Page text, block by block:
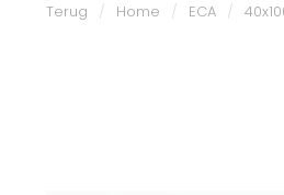
Terug / Home / ECA /